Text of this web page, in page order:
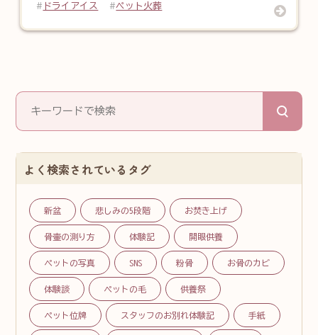
ドライアイス ペット火葬
よく検索されているタグ
新盆 悲しみの5段階 お焚き上げ
骨壷の測り方 体験記 開眼供養
ペットの写真 SNS 粉骨 お骨のカビ
体験談 ペットの毛 供養祭
ペット位牌 スタッフのお別れ体験記 手紙